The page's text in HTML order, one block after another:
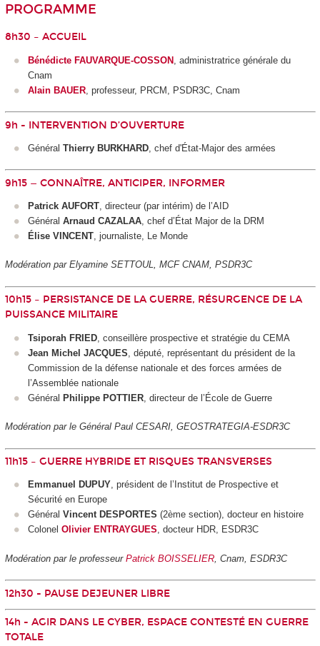
PROGRAMME
8h30 – ACCUEIL
Bénédicte FAUVARQUE-COSSON , administratrice générale du
Cnam
Alain BAUER , professeur, PRCM, PSDR3C, Cnam
9h - INTERVENTION D’OUVERTURE
Général Thierry BURKHARD , chef d'État-Major des armées
9h15 — CONNAÎTRE, ANTICIPER, INFORMER
Patrick AUFORT , directeur (par intérim) de l’AID
Général Arnaud CAZALAA , chef d’État Major de la DRM
Élise VINCENT , journaliste, Le Monde
Modération par Elyamine SETTOUL, MCF CNAM, PSDR3C
10h15 – PERSISTANCE DE LA GUERRE, RÉSURGENCE DE LA
PUISSANCE MILITAIRE
Tsiporah FRIED , conseillère prospective et stratégie du CEMA
Jean Michel JACQUES , député, représentant du président de la
Commission de la défense nationale et des forces armées de
l’Assemblée nationale
Général Philippe POTTIER , directeur de l’École de Guerre
Modération par le Général Paul CESARI, GEOSTRATEGIA-ESDR3C
11h15 – GUERRE HYBRIDE ET RISQUES TRANSVERSES
Emmanuel DUPUY, président de l’Institut de Prospective et
Sécurité en Europe
Général Vincent DESPORTES (2ème section), docteur en histoire
Colonel Olivier ENTRAYGUES, docteur HDR, ESDR3C
Modération par le professeur Patrick BOISSELIER, Cnam, ESDR3C
12h30 - PAUSE DEJEUNER LIBRE
14h - AGIR DANS LE CYBER, ESPACE CONTESTÉ EN GUERRE
TOTALE